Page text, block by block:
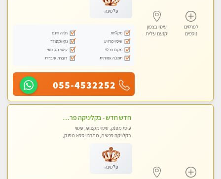
לפרטים
נוספים
עיסוי בצפון
יקנעם עילית
פלטינה
מקלחת
חניה חינם
עיסוי מרגיע
נקי ומסודר
מקום פרטי
עיסוי מקצועי
תמונה אמיתית
דוברת עיברית
055-4532252
חדש חדש - בקליניקה פרטית בחיפה עיסוי לחידוש אנרגיות עיסוי חלומי מומלץ מאוד !
עיסוי מפנק, עיסוי מקצועי, עיסוי
בקלניקה פרטית, מתחמי ספא מפנק,
פלטינה